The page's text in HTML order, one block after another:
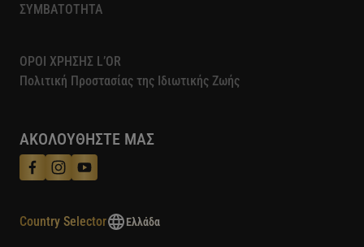
ΣΥΜΒΑΤΟΤΗΤΑ
ΟΡΟΙ ΧΡΗΣΗΣ L’OR
Πολιτική Προστασίας της Ιδιωτικής Ζωής​
ΑΚΟΛΟΥΘΗΣΤΕ ΜΑΣ
Country Selector Ελλάδα